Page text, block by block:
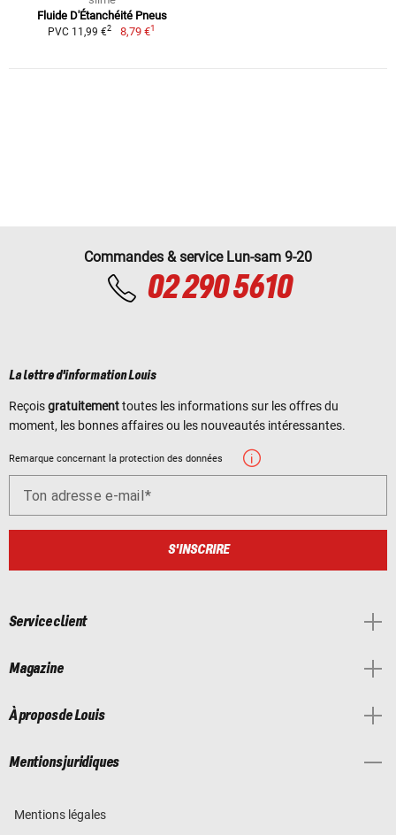
Fluide D'Étanchéité Pneus
PVC 11,99 €2 8,79 €1
Commandes & service Lun-sam 9-20
02 290 5610
La lettre d'information Louis
Reçoisgratuitementtoutes les informations sur les offres du
moment, les bonnes affaires ou les nouveautés intéressantes.
Remarque concernant la protection des données
Ton adresse e-mail
S'INSCRIRE
Service client
Magazine
À propos de Louis
Mentions juridiques
Mentions légales